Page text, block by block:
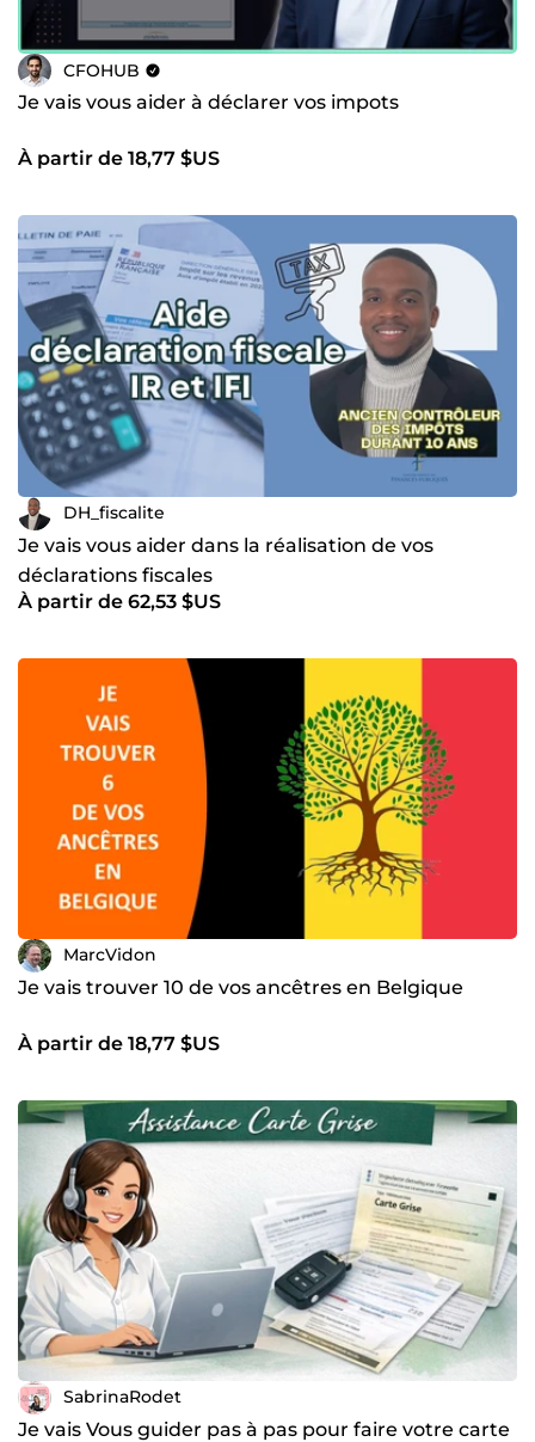
CFOHUB
Je vais vous aider à déclarer vos impots
À partir de 18,77 $US
DH_fiscalite
Je vais vous aider dans la réalisation de vos
déclarations fiscales
À partir de 62,53 $US
MarcVidon
Je vais trouver 10 de vos ancêtres en Belgique
À partir de 18,77 $US
SabrinaRodet
Je vais Vous guider pas à pas pour faire votre carte